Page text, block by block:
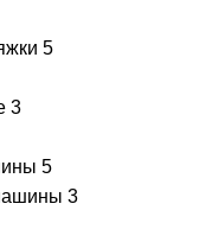
5
3
5
3